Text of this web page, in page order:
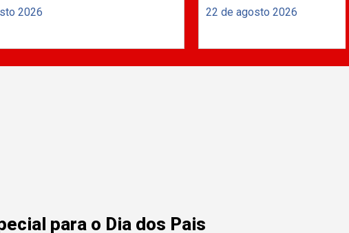
2026 22 de agosto 2026
para o Dia dos Pais